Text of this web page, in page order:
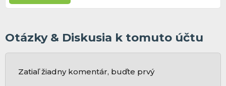
Otázky & Diskusia k tomuto účtu
Zatiaľ žiadny komentár, buďte prvý